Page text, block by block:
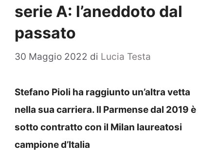
serie A: l’aneddoto dal
passato
30 Maggio 2022 di Lucia Testa
Stefano Pioli ha raggiunto un’altra vetta
nella sua carriera. Il Parmense dal 2019 è
sotto contratto con il Milan laureatosi
campione d’Italia